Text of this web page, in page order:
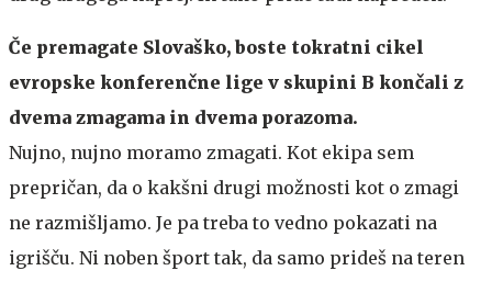
Če premagate Slovaško, boste tokratni cikel
evropske konferenčne lige v skupini B končali z
dvema zmagama in dvema porazoma.
Nujno, nujno moramo zmagati. Kot ekipa sem
prepričan, da o kakšni drugi možnosti kot o zmagi
ne razmišljamo. Je pa treba to vedno pokazati na
igrišču. Ni noben šport tak, da samo prideš na teren